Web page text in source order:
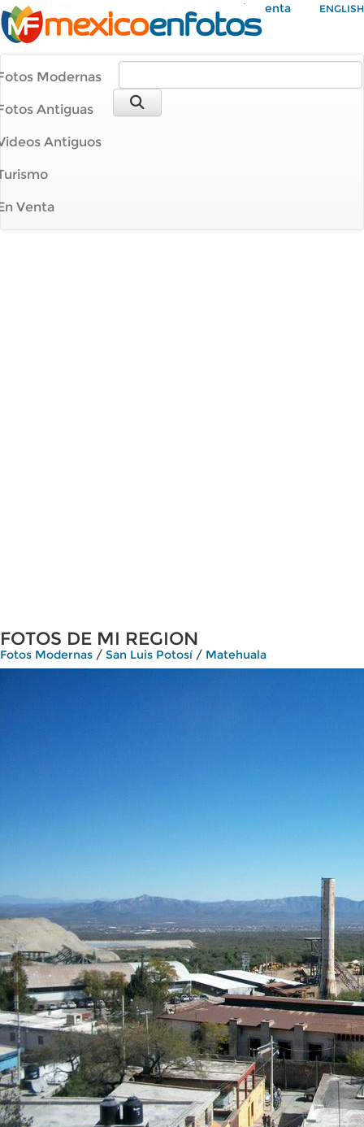
Mi Cuenta ENGLISH
Modernas
Antiguas
Antiguos
Venta
FOTOS DE MI REGION
Fotos Modernas / San Luis Potosí / Matehuala